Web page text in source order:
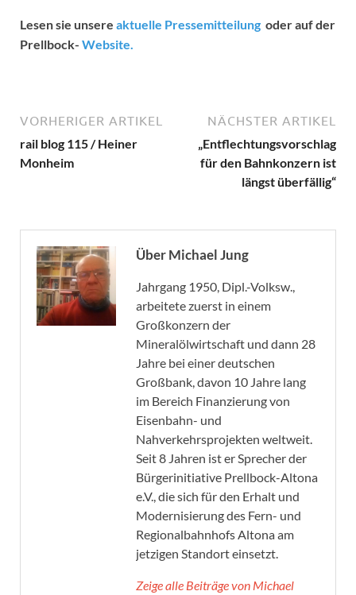
Lesen sie unsere aktuelle Pressemitteilung oder auf der
Prellbock- Website.
VORHERIGER ARTIKEL
rail blog 115 / Heiner
Monheim
NÄCHSTER ARTIKEL
„Entflechtungsvorschlag
für den Bahnkonzern ist
längst überfällig“
Über Michael Jung
Jahrgang 1950, Dipl.-Volksw.,
arbeitete zuerst in einem
Großkonzern der
Mineralölwirtschaft und dann 28
Jahre bei einer deutschen
Großbank, davon 10 Jahre lang
im Bereich Finanzierung von
Eisenbahn- und
Nahverkehrsprojekten weltweit.
Seit 8 Jahren ist er Sprecher der
Bürgerinitiative Prellbock-Altona
e.V., die sich für den Erhalt und
Modernisierung des Fern- und
Regionalbahnhofs Altona am
jetzigen Standort einsetzt.
Zeige alle Beiträge von Michael